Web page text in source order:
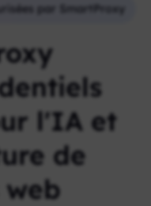
par SmartProxy
l'IA et
de